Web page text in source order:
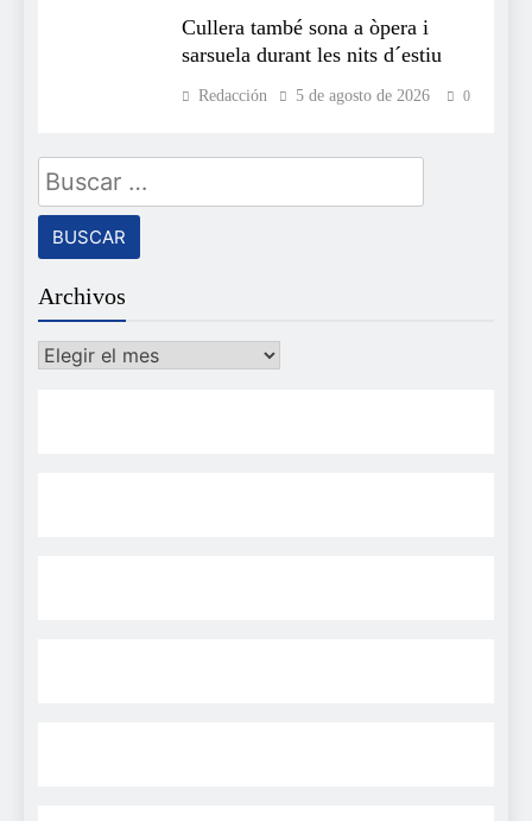
Cullera també sona a òpera i
sarsuela durant les nits d´estiu
Redacción 5 de agosto de 2026 0
Buscar:
Archivos
Archivos